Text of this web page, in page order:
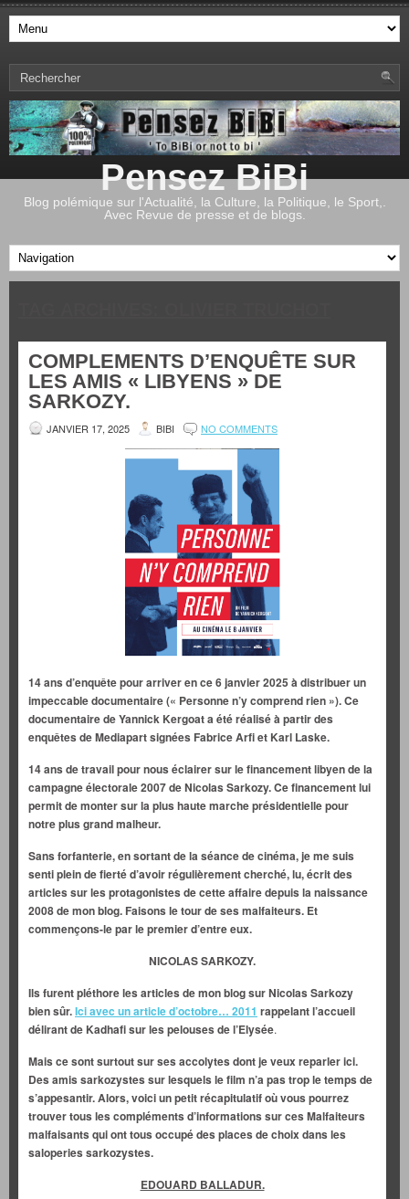
Pensez BiBi
Blog polémique sur l'Actualité, la Culture, la Politique, le Sport,.
Avec Revue de presse et de blogs.
COMPLEMENTS D’ENQUÊTE SUR
LES AMIS « LIBYENS » DE
SARKOZY.
JANVIER 17, 2025 BIBI NO COMMENTS
14 ans d’enquête pour arriver en ce 6 janvier 2025 à distribuer un
impeccable documentaire (« Personne n’y comprend rien »). Ce
documentaire de Yannick Kergoat a été réalisé à partir des
enquêtes de Mediapart signées Fabrice Arfi et Karl Laske.
14 ans de travail pour nous éclairer sur le financement libyen de la
campagne électorale 2007 de Nicolas Sarkozy. Ce financement lui
permit de monter sur la plus haute marche présidentielle pour
notre plus grand malheur.
Sans forfanterie, en sortant de la séance de cinéma, je me suis
senti plein de fierté d’avoir régulièrement cherché, lu, écrit des
articles sur les protagonistes de cette affaire depuis la naissance
2008 de mon blog. Faisons le tour de ses malfaiteurs. Et
commençons-le par le premier d’entre eux.
NICOLAS SARKOZY.
Ils furent pléthore les articles de mon blog sur Nicolas Sarkozy
bien sûr.Ici avec un article d’octobre… 2011 rappelant l’accueil
délirant de Kadhafi sur les pelouses de l’Elysée.
Mais ce sont surtout sur ses accolytes dont je veux reparler ici.
Des amis sarkozystes sur lesquels le film n’a pas trop le temps de
s’appesantir. Alors, voici un petit récapitulatif où vous pourrez
trouver tous les compléments d’informations sur ces Malfaiteurs
malfaisants qui ont tous occupé des places de choix dans les
saloperies sarkozystes.
EDOUARD BALLADUR.